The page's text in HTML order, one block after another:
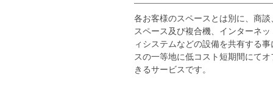
各お客様のスペースとは別に、商
スペース及び複合機、インターネ
ィシステムなどの設備を共有する
スの一等地に低コスト短期間にて
きるサービスです。